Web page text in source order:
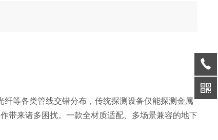
等各类管线交错分布，传统探测设备仅能探测金属
带来诸多困扰。一款全材质适配、多场景兼容的地下